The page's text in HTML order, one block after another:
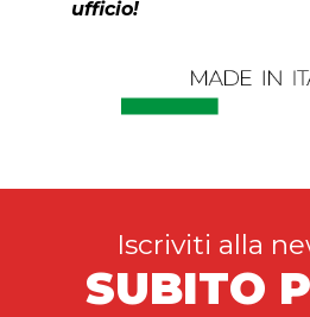
ufficio!
Iscriviti alla
SUBITO